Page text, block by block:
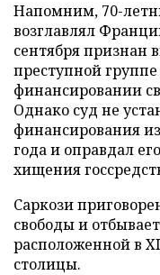
Напомним, 70-
возглавлял
сентября признан
преступной
финансировании
Однако суд не
финансирования
года и оправдал
хищения
Саркози
свободы и
расположенной в
столицы.